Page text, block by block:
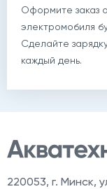
Оформите заказ
электромобиля
Сделайте
каждый день.
220053, г. Минск,